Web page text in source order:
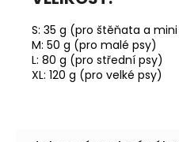
S: 35 g (pro štěňata a
M: 50 g (pro malé psy)
L: 80 g (pro střední psy)
XL: 120 g (pro velké psy)